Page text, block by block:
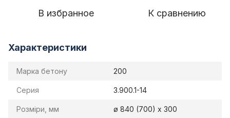
В избранное К сравнению
Характеристики
Марка бетону 200
Серия 3.900.1-14
Розміри, мм ø 840 (700) х 300